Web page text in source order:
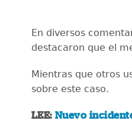
En diversos
destacaron que el
Mientras que otros
sobre este caso.
LEE: Nuevo